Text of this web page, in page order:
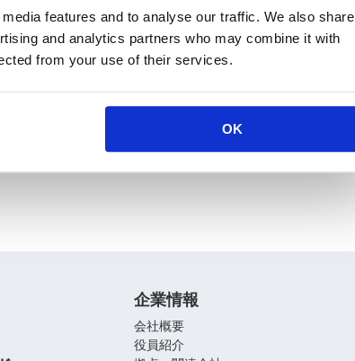
features and to analyse our traffic. We also share
and analytics partners who may combine it with
from your use of their services.
OK
よくあるご質問
企業情報
会社概要
役員紹介